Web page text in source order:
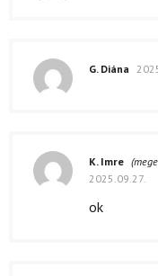
G. Diána
K. Imre
2025.09.27.
ok